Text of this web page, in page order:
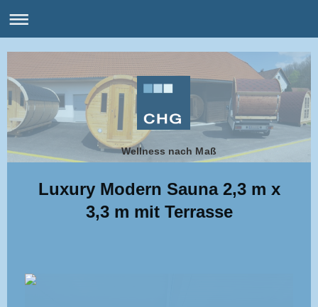
Wellness nach Maß
Luxury Modern Sauna 2,3 m x
3,3 m mit Terrasse